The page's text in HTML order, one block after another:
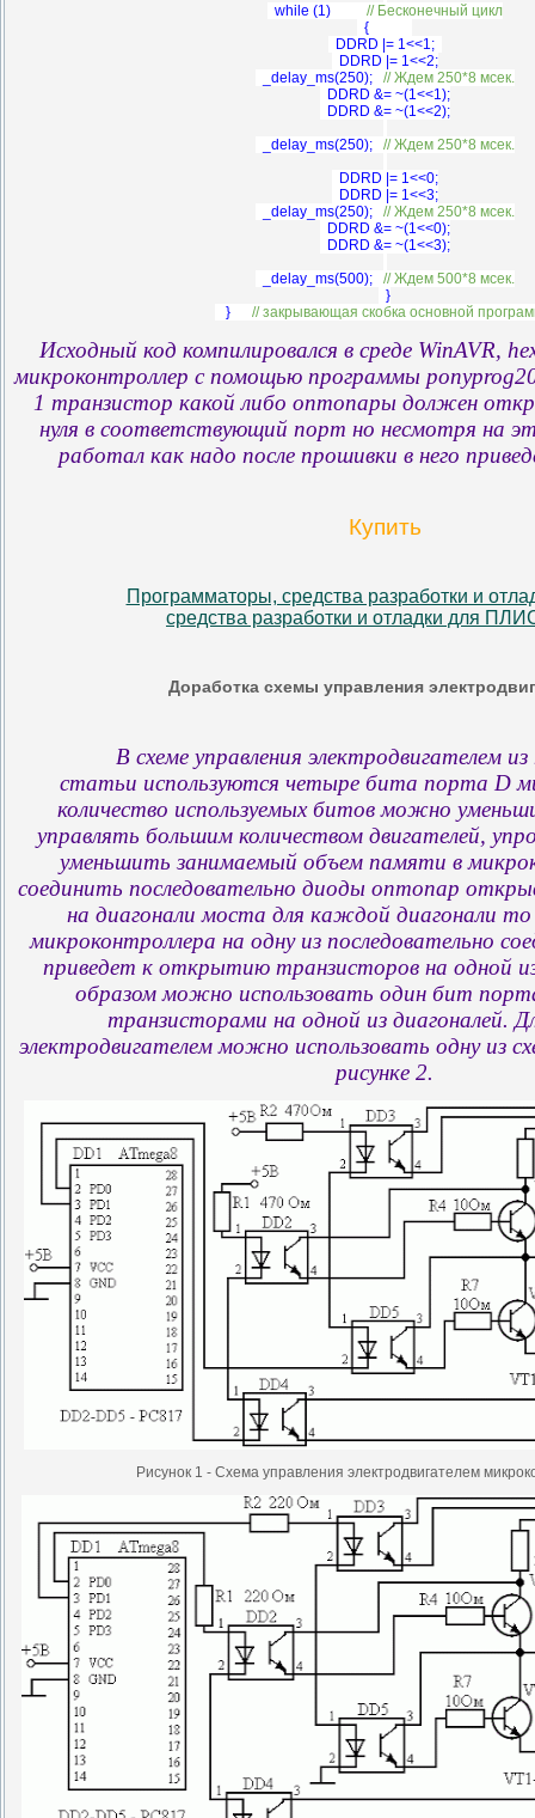
while (1)
// Бесконечный цикл
{
DDRD |= 1<<1;
DDRD |= 1<<2;
_delay_ms(250);
// Ждем 250*8 мсек.
DDRD &= ~(1<<1);
DDRD &= ~(1<<2);
_delay_ms(250);
// Ждем 250*8 мсек.
DDRD |= 1<<0;
DDRD |= 1<<3;
_delay_ms(250); // Ждем 250*8 мсек.
DDRD &= ~(1<<0);
DDRD &= ~(1<<3);
_delay_ms(500); // Ждем 500*8 мсек.
}
}
// закрывающая скобка основной
Исходный код компилировался в среде WinAVR,
микроконтроллер с помощью программы
1 транзистор какой либо оптопары должен
нуля в соответствующий порт но несмотря на
работал как надо после прошивки в него
Купить
Программаторы, средства разработки и
средства разработки и отладки для
Доработка схемы управления
В схеме управления электродвигателем
статьи используются четыре бита порта D
количество используемых битов можно
управлять большим количеством двигателей,
уменьшить занимаемый объем памяти в
соединить последовательно диоды оптопар
на диагонали моста для каждой диагонали то
микроконтроллера на одну из последовательно
приведет к открытию транзисторов на одной
образом можно использовать один бит
транзисторами на одной из диагоналей.
электродвигателем можно использовать одну из
рисунке 2.
Рисунок 1 - Схема управления электродвигателем